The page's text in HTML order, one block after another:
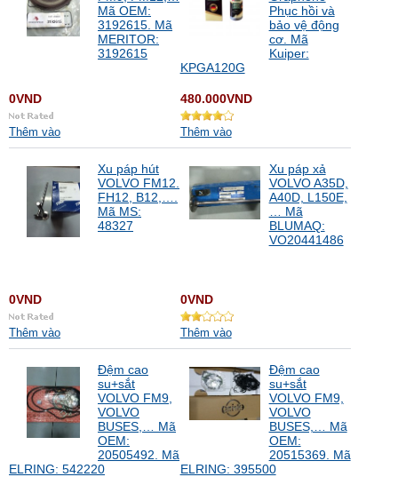
Mã OEM:
3192615. Mã
MERITOR:
3192615
0VND
Thêm vào
Phục hồi và
bảo vệ động
cơ. Mã
Kuiper:
KPGA120G
480.000VND
Thêm vào
Xu páp hút
VOLVO FM12.
FH12, B12,….
Mã MS:
48327
0VND
Thêm vào
Xu páp xả
VOLVO A35D,
A40D, L150E,
… Mã
BLUMAQ:
VO20441486
0VND
Thêm vào
Đệm cao
su+sắt
VOLVO FM9,
VOLVO
BUSES,… Mã
OEM:
20505492. Mã
ELRING: 542220
Đệm cao
su+sắt
VOLVO FM9,
VOLVO
BUSES,… Mã
OEM:
20515369. Mã
ELRING: 395500